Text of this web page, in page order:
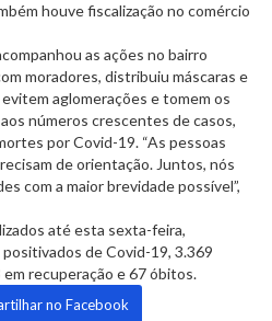
houve fiscalização no comércio
as ações no bairro
moradores, distribuiu máscaras e
aglomerações e tomem os
números crescentes de casos,
por Covid-19. “As pessoas
de orientação. Juntos, nós
com a maior brevidade possível”,
até esta sexta-feira,
de Covid-19, 3.369
recuperação e 67 óbitos.
no Facebook